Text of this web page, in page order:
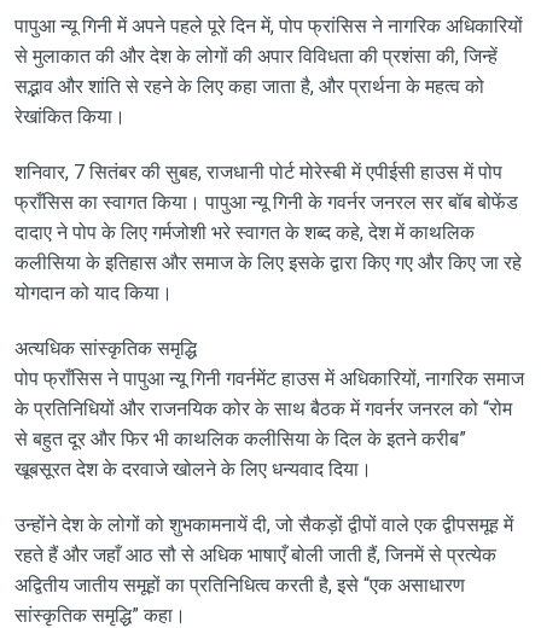
पापुआ न्यू गिनी में अपने पहले पूरे दिन में, पोप फ्रांसिस ने नागरिक अधिकारियों
से मुलाकात की और देश के लोगों की अपार विविधता की प्रशंसा की, जिन्हें
सद्भाव और शांति से रहने के लिए कहा जाता है, और प्रार्थना के महत्व को
रेखांकित किया।
शनिवार, 7 सितंबर की सुबह, राजधानी पोर्ट मोरेस्बी में एपीईसी हाउस में पोप
फ्राँसिस का स्वागत किया। पापुआ न्यू गिनी के गवर्नर जनरल सर बॉब बोफेंड
दादाए ने पोप के लिए गर्मजोशी भरे स्वागत के शब्द कहे, देश में काथलिक
कलीसिया के इतिहास और समाज के लिए इसके द्वारा किए गए और किए जा रहे
योगदान को याद किया।
अत्यधिक सांस्कृतिक समृद्धि
पोप फ्राँसिस ने पापुआ न्यू गिनी गवर्नमेंट हाउस में अधिकारियों, नागरिक समाज
के प्रतिनिधियों और राजनयिक कोर के साथ बैठक में गवर्नर जनरल को “रोम
से बहुत दूर और फिर भी काथलिक कलीसिया के दिल के इतने करीब”
खूबसूरत देश के दरवाजे खोलने के लिए धन्यवाद दिया।
उन्होंने देश के लोगों को शुभकामनायें दी, जो सैकड़ों द्वीपों वाले एक द्वीपसमूह में
रहते हैं और जहाँ आठ सौ से अधिक भाषाएँ बोली जाती हैं, जिनमें से प्रत्येक
अद्वितीय जातीय समूहों का प्रतिनिधित्व करती है, इसे “एक असाधारण
सांस्कृतिक समृद्धि” कहा।